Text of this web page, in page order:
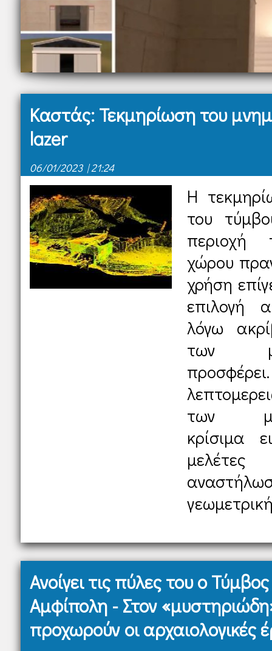
Καστάς: Τεκμηρίωση του
lazer
06/01/2023 | 21:24
Η
του
περιοχή
χώρου
χρήση
επιλογή
λόγω
των
των
κρίσιμα
Ανοίγει τις πύλες του ο
Αμφίπολη - Στον
προχωρούν οι αρχαιολογικές